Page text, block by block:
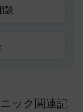
談
ック関連記